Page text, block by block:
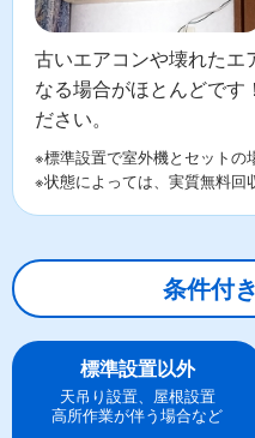
古いエアコンや壊れたエ
なる場合がほとんどです
ださい。
※標準設置で室外機とセットの
※状態によっては、実質無料回
条件付
標準設置以外
天吊り設置、屋根設置
高所作業が伴う場合など